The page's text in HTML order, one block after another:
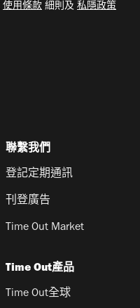
使用條款 細則及 私隱政策
聯繫我們
登記定期通訊
刊登廣告
Time Out Market
Time Out產品
Time Out全球